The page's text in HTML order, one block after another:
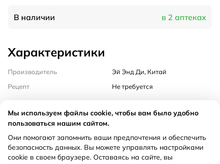
В наличии в 2 аптеках
Характеристики
Производитель
Эй Энд Ди, Китай
Рецепт
Не требуется
Инструкция
Описание
Мы используем файлы cookie, чтобы вам было удобно
пользоваться нашим сайтом.
Они помогают запомнить ваши предпочтения и обеспечить
безопасность данных. Вы можете управлять настройками
cookie в своем браузере. Оставаясь на сайте, вы